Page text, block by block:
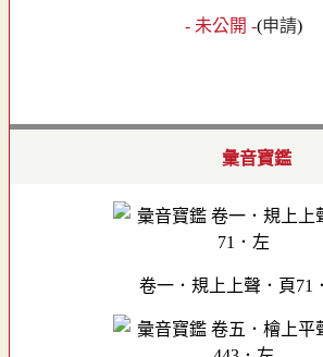
- 未公開 -(申請)
彙音寶鑑
卷一．規上上聲．頁71